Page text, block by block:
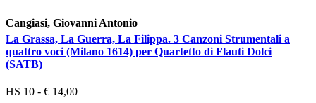
Cangiasi, Giovanni Antonio
La Grassa, La Guerra, La Filippa. 3 Canzoni Strumentali a
quattro voci (Milano 1614) per Quartetto di Flauti Dolci
(SATB)
HS 10 - € 14,00